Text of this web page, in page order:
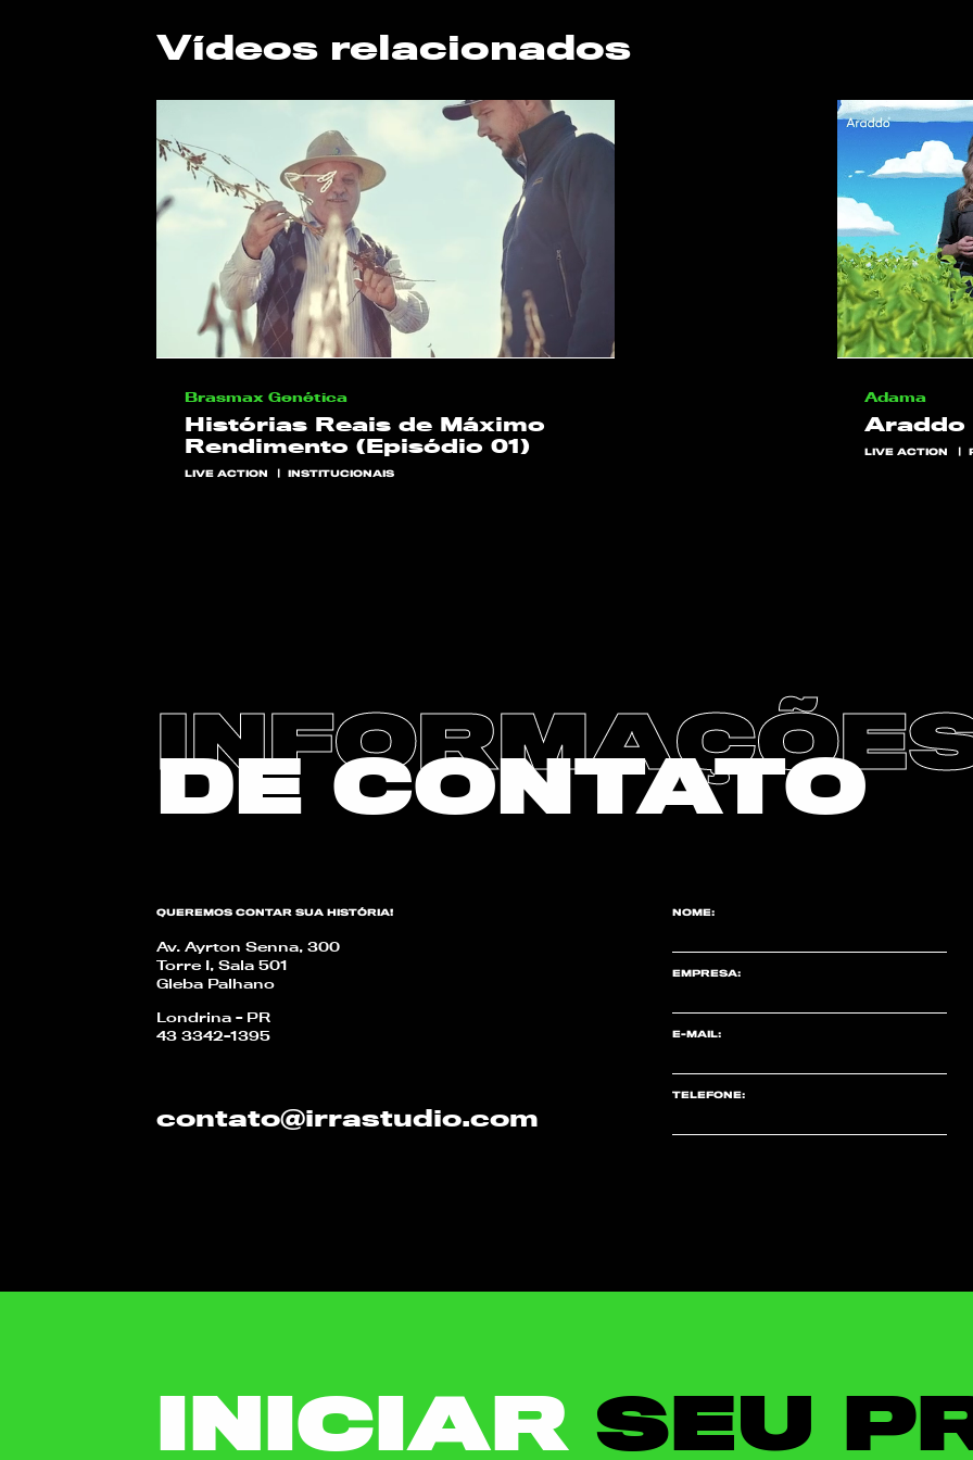
Vídeos relacionados
Brasmax Genética
Histórias Reais de Máximo
Rendimento (Episódio 01)
LIVE ACTION INSTITUCIONAIS
Adama
Araddo
LIVE ACTION
DE CONTATO
QUEREMOS CONTAR SUA HISTÓRIA!
Av. Ayrton Senna, 300
Torre I, Sala 501
Gleba Palhano
Londrina - PR
43 3342-1395
contato@irrastudio.com
NOME:
EMPRESA:
E-MAIL:
TELEFONE:
INICIAR SEU